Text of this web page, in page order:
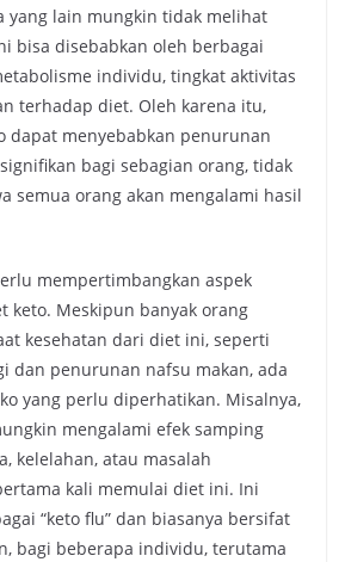
yang lain mungkin tidak melihat
bisa disebabkan oleh berbagai
individu, tingkat aktivitas
terhadap diet. Oleh karena itu,
dapat menyebabkan penurunan
bagi sebagian orang, tidak
semua orang akan mengalami hasil
mempertimbangkan aspek
keto. Meskipun banyak orang
kesehatan dari diet ini, seperti
dan penurunan nafsu makan, ada
yang perlu diperhatikan. Misalnya,
mengalami efek samping
kelelahan, atau masalah
kali memulai diet ini. Ini
“keto flu” dan biasanya bersifat
bagi beberapa individu, terutama